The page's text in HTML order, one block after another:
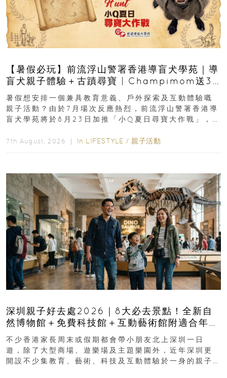
【暑假必玩】前流浮山警署香港導盲犬學苑｜導
盲犬親子體驗＋古蹟尋寶 | Champimom送3
組免費名額
暑假想安排一個兼具教育意義、戶外探索及互動體驗嘅
親子活動？由於7月場次反應熱烈，前流浮山警署香港導
盲犬學苑將於8月23日加推「小Q夏日尋寶大作戰」，家
7th August, 2026 ｜ In LIFESTYLE / 親子活動
深圳親子好去處2026｜8大必去景點！全新自
然博物館＋免費科技館＋互動藝術館附適合年
齡、交通、門票、開放時間
不少香港家長周末或假期都會帶小朋友北上深圳一日
遊，除了大型商場、遊樂場及主題樂園外，近年深圳更
開設不少集教育、藝術、科技及互動體驗於一身的親子